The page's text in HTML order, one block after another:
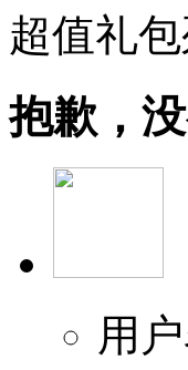
超值礼
抱歉，
用